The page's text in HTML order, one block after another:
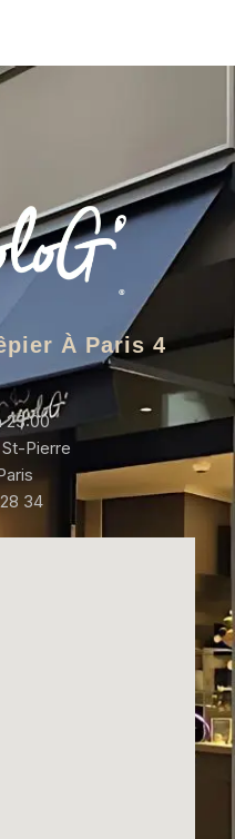
À Paris 4
23:00
Pierre
34